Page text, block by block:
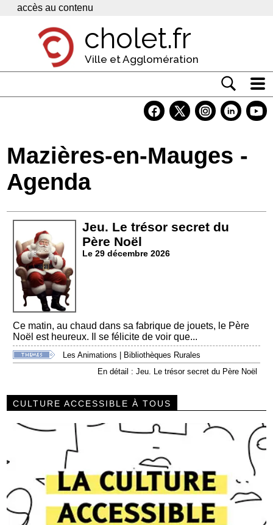
Panneau de gestion des cookies
accès au contenu
cholet.fr
Ville et Agglomération
Economie
Services
Mazières-en-Mauges -
Agenda
Jeu. Le trésor secret du
Père Noël
Le 29 décembre 2026
Ce matin, au chaud dans sa fabrique de jouets, le Père
Noël est heureux. Il se félicite de voir que...
Les Animations
Bibliothèques Rurales
En détail : Jeu. Le trésor secret du Père Noël
CULTURE ACCESSIBLE À TOUS